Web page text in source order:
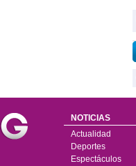
NOTICIAS
Actualidad
Deportes
Espectáculos